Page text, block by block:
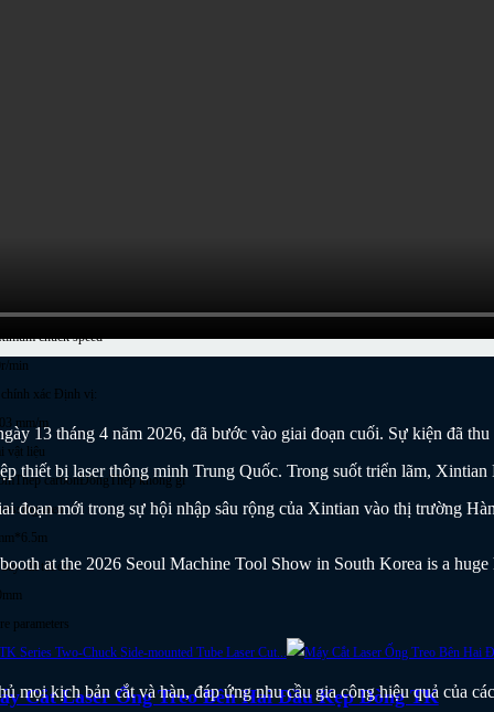
chuck speed
min
xác Định vị:
mm/m
vật liệu
Thép carbonĐồngThép không gỉ
area
cắt tối đa
parameters
Cắt Laser Ống Treo Bên Hai Đầu Kẹp Dòng TK
13 tháng 4 năm 2026, đã bước vào giai đoạn cuối. Sự kiện đã
thiết bị laser thông minh Trung Quốc. Trong suốt triển lãm,
đoạn mới trong sự hội nhập sâu rộng của Xintian vào thị trường
mọi kịch bản cắt và hàn, đáp ứng nhu cầu gia công hiệu quả của